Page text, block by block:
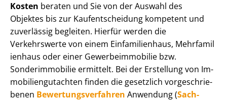
Kosten beraten und Sie von der Auswahl des
Objektes bis zur Kauf­ent­schei­dung kompetent und
zuverlässig begleiten. Hierfür werden die
Verkehrswerte von einem Einfamilienhaus, Mehr­fa­mi­l
i­en­haus oder einer Ge­wer­be­im­mo­bi­lie bzw.
Sonderimmobilie ermittelt. Bei der Erstellung von Im­
mo­bi­li­en­gut­ach­ten finden die gesetzlich vor­ge­schrie­
be­nen Be­wer­tungs­ver­fah­ren Anwendung (Sach­